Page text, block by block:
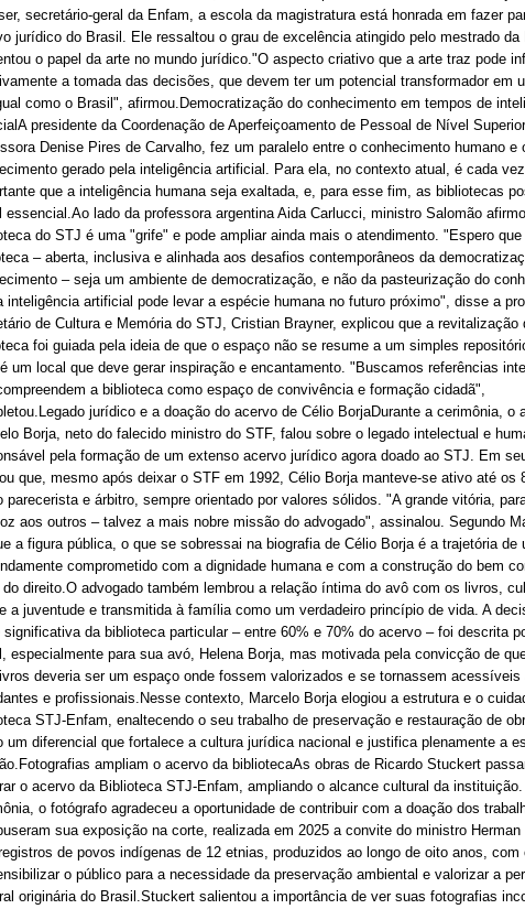
secretário-geral da Enfam, a escola da magistratura está honrada em fazer
jurídico do Brasil. Ele ressaltou o grau de excelência atingido pelo mestrado da
o papel da arte no mundo jurídico."O aspecto criativo que a arte traz pode
a tomada das decisões, que devem ter um potencial transformador em
como o Brasil", afirmou.Democratização do conhecimento em tempos de
presidente da Coordenação de Aperfeiçoamento de Pessoal de Nível
Denise Pires de Carvalho, fez um paralelo entre o conhecimento humano e
gerado pela inteligência artificial. Para ela, no contexto atual, é cada
que a inteligência humana seja exaltada, e, para esse fim, as bibliotecas
essencial.​​​​​​​​Ao lado da professora argentina Aida Carlucci, ministro Salomão
do STJ é uma "grife" e pode ampliar ainda mais o atendimento. "Espero
– aberta, inclusiva e alinhada aos desafios contemporâneos da
– seja um ambiente de democratização, e não da pasteurização do
inteligência artificial pode levar a espécie humana no futuro próximo", disse a
de Cultura e Memória do STJ, Cristian Brayner, explicou que a revitalização
foi guiada pela ideia de que o espaço não se resume a um simples
um local que deve gerar inspiração e encantamento. "Buscamos referências
a biblioteca como espaço de convivência e formação cidadã",
jurídico e a doação do acervo de Célio BorjaDurante a cerimônia, o
Borja, neto do falecido ministro do STF, falou sobre o legado intelectual e
pela formação de um extenso acervo jurídico agora doado ao STJ. Em
que, mesmo após deixar o STF em 1992, Célio Borja manteve-se ativo até os
parecerista e árbitro, sempre orientado por valores sólidos. "A grande vitória,
aos outros – talvez a mais nobre missão do advogado", assinalou. Segundo
a figura pública, o que se sobressai na biografia de Célio Borja é a trajetória de
comprometido com a dignidade humana e com a construção do bem
do direito.O advogado também lembrou a relação íntima do avô com os livros,
a juventude e transmitida à família como um verdadeiro princípio de vida. A
significativa da biblioteca particular – entre 60% e 70% do acervo – foi descrita
especialmente para sua avó, Helena Borja, mas motivada pela convicção de
deveria ser um espaço onde fossem valorizados e se tornassem acessíveis
e profissionais.Nesse contexto, Marcelo Borja elogiou a estrutura e o
STJ-Enfam, enaltecendo o seu trabalho de preservação e restauração de
um diferencial que fortalece a cultura jurídica nacional e justifica plenamente a
ampliam o acervo da bibliotecaAs obras de Ricardo Stuckert
o acervo da Biblioteca STJ-Enfam, ampliando o alcance cultural da
o fotógrafo agradeceu a oportunidade de contribuir com a doação dos
sua exposição na corte, realizada em 2025 a convite do ministro Herman
de povos indígenas de 12 etnias, produzidos ao longo de oito anos, com
o público para a necessidade da preservação ambiental e valorizar a
originária do Brasil.Stuckert salientou a importância de ver suas fotografias